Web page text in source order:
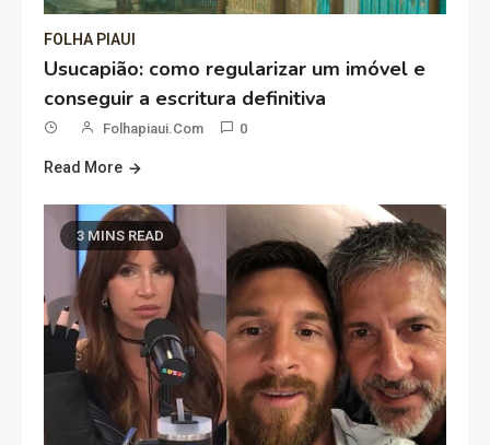
FOLHA PIAUI
Usucapião: como regularizar um imóvel e
conseguir a escritura definitiva
Folhapiaui.com 0
Read More
3 MINS READ